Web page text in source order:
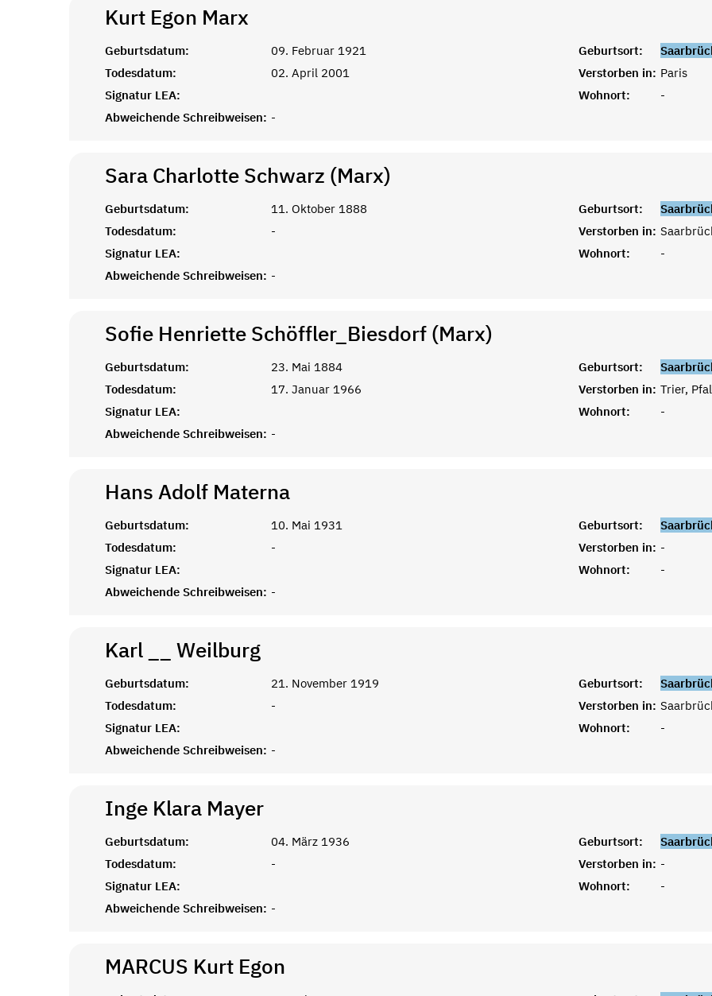
Kurt Egon Marx
Geburtsdatum: 09. Februar 1921 Geburtsort:
Todesdatum:
02. April 2001 Verstorben in: Paris
Signatur LEA:
Wohnort:
-
Abweichende Schreibweisen: -
Sara Charlotte Schwarz (Marx)
Geburtsdatum: 11. Oktober 1888 Geburtsort:
Todesdatum:
- Verstorben in:
Signatur LEA:
Wohnort:
-
Abweichende Schreibweisen: -
Sofie Henriette Schöffler_Biesdorf (Marx)
Geburtsdatum: 23. Mai 1884 Geburtsort:
Todesdatum:
17. Januar 1966 Verstorben in: Trier,
Signatur LEA:
Wohnort:
-
Abweichende Schreibweisen: -
Hans Adolf Materna
Geburtsdatum: 10. Mai 1931 Geburtsort:
Todesdatum:
- Verstorben in: -
Signatur LEA:
Wohnort:
-
Abweichende Schreibweisen: -
Karl __ Weilburg
Geburtsdatum: 21. November 1919 Geburtsort:
Todesdatum:
- Verstorben in:
Signatur LEA:
Wohnort:
-
Abweichende Schreibweisen: -
Inge Klara Mayer
Geburtsdatum: 04. März 1936 Geburtsort:
Todesdatum:
- Verstorben in: -
Signatur LEA:
Wohnort:
-
Abweichende Schreibweisen: -
MARCUS Kurt Egon